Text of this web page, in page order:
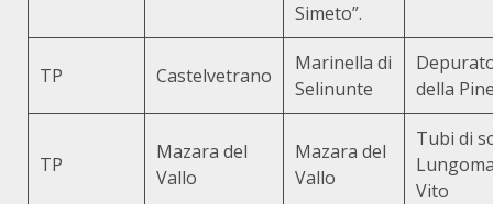
Simeto”.
TP Castelvetrano
Marinella di
Selinunte
della
TP
Mazara del
Vallo
Mazara del
Vallo
Tubi di
Vito